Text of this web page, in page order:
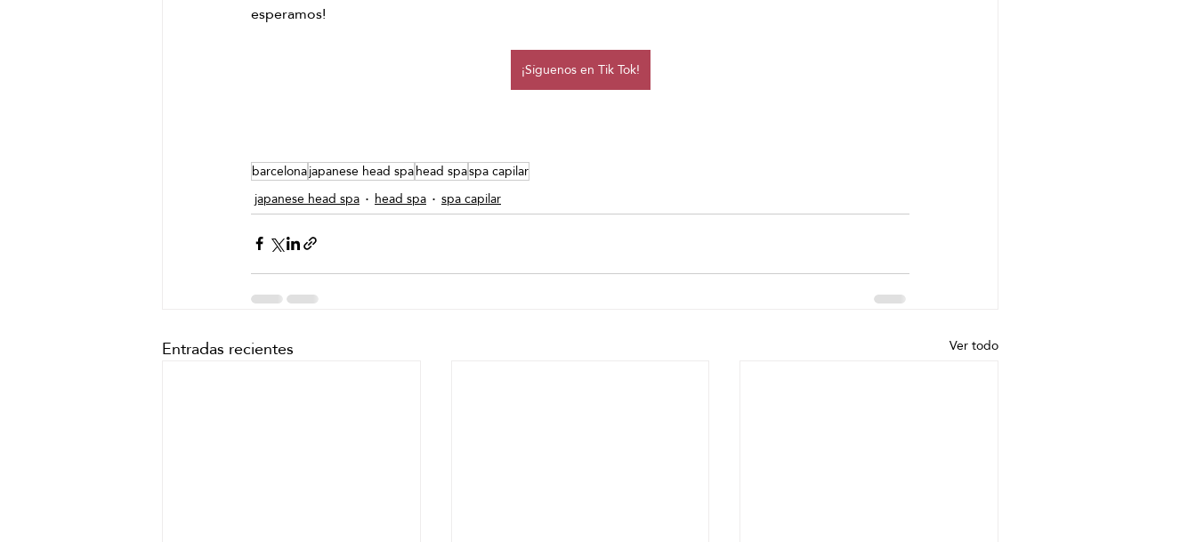
esperamos!
¡Síguenos en Tik Tok!
barcelonajapanese head spahead spaspa capilar
japanese head spa
head spa spa capilar
Entradas recientes Ver todo